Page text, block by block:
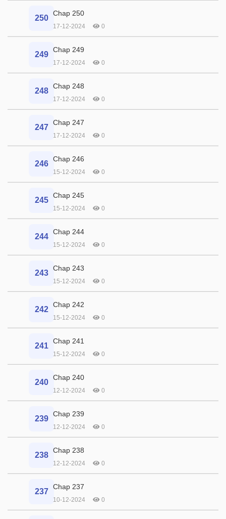
250
Chap 250
17-12-2024 0
249
Chap 249
17-12-2024 0
248
Chap 248
17-12-2024 0
247
Chap 247
17-12-2024 0
246
Chap 246
15-12-2024 0
245
Chap 245
15-12-2024 0
244
Chap 244
15-12-2024 0
243
Chap 243
15-12-2024 0
242
Chap 242
15-12-2024 0
241
Chap 241
15-12-2024 0
240
Chap 240
12-12-2024 0
239
Chap 239
12-12-2024 0
238
Chap 238
12-12-2024 0
237
Chap 237
10-12-2024 0